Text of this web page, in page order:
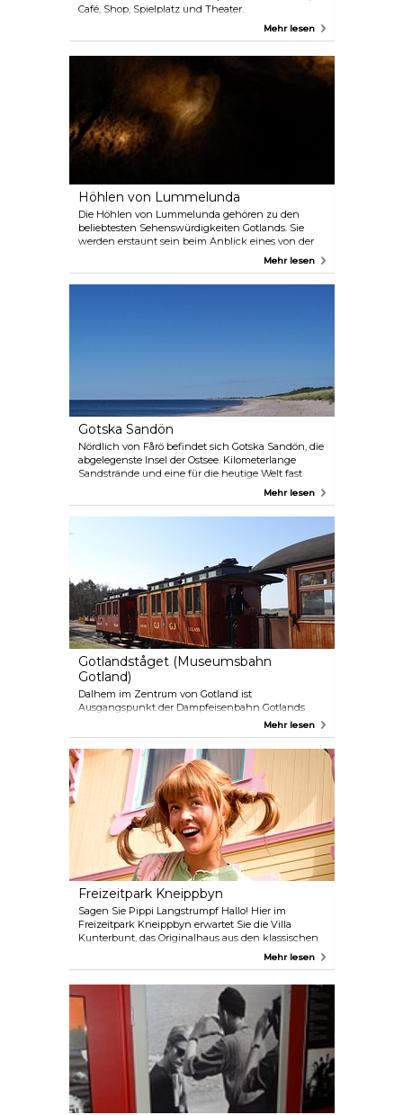
Café, Shop, Spielplatz und Theater.
Mehr lesen
Höhlen von Lummelunda
Die Höhlen von Lummelunda gehören zu den
beliebtesten Sehenswürdigkeiten Gotlands. Sie
werden erstaunt sein beim Anblick eines von der
Natur selbst erschaffenen Kunstwerks aus
Stalaktiten und Fossilien. Im Rahmen eines
Mehr lesen
Gotska Sandön
Nördlich von Fårö befindet sich Gotska Sandön, die
abgelegenste Insel der Ostsee. Kilometerlange
Sandstrände und eine für die heutige Welt fast
unglaubliche Ruhe machen dieses Eiland zu
einem einzigartigen Ziel. Man könnte fast sagen, es
handelt sich hier um einen verborgenen Schatz.
dem Boot von Nynäshamn oder Fårösund aus.
Unterkunft in Ferienhäuern oder im Zelt. Die
meisten Besucher bleiben mehrere Tage auf der
Insel, es besteht jedoch auch die Möglichkeit zu
Tagesausflügen von Nynäshamn aus.
Mehr lesen
Gotlandståget (Museumsbahn
Gotland)
Dalhem im Zentrum von Gotland ist
Ausgangspunkt der Dampfeisenbahn Gotlands
Hesselby Jernväg, die im Sommer zwischen
Hesselby und Munkebos verkehrt. Die Passagiere
reisen in altmodischen, von historischen
Dampflokomotiven gezogenen Waggons aus der
Zeit von 1878 bis 1945. Hesselby verfügt über ein
Museum, Wagenhallen und ein Café, in dem
Karren verliehen werden.
Mehr lesen
Freizeitpark Kneippbyn
Sagen Sie Pippi Langstrumpf Hallo! Hier im
Freizeitpark Kneippbyn erwartet Sie die Villa
Kunterbunt, das Originalhaus aus den klassischen
Pippi-Langstrumpf-Filmen. Der Sommer & Wasser
zugleich komfortablen Urlaubsaufenthalt
brauchen.
Mehr lesen